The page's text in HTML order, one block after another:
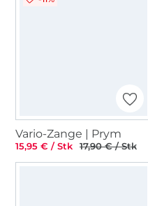
Vario-Zange | Prym
15,95 € / Stk 17,90 € / Stk